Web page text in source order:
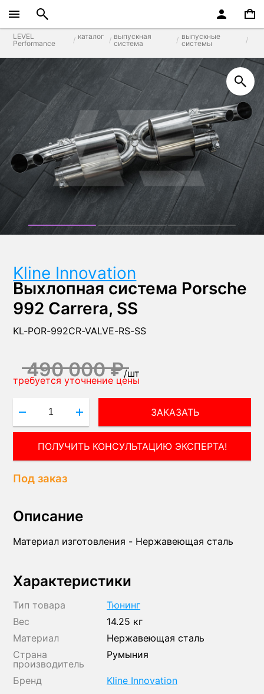
LEVEL
Performance
каталог
выпускная
система
выпускные
системы
Kline Innovation
Выхлопная система Porsche
992 Carrera, SS
KL-POR-992CR-VALVE-RS-SS
490 000 ₽/шт
требуется уточнение цены
ЗАКАЗАТЬ
Под заказ
Описание
Материал изготовления - Нержавеющая сталь
Характеристики
Тип товара
Тюнинг
Вес
14.25 кг
Материал
Нержавеющая сталь
Страна
производитель
Румыния
Бренд Kline Innovation